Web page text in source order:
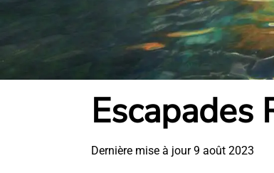
Escapades
Dernière mise à jour 9 août 2023